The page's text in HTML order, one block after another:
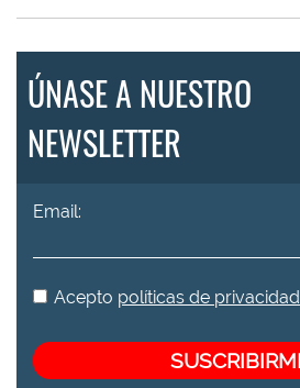
ÚNASE A NUESTRO
NEWSLETTER
Email:
Acepto políticas de privacidad